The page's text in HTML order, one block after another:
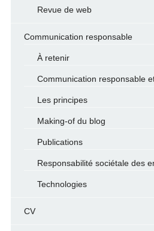
Revue de web
Communication responsable
À retenir
Communication responsable
Les principes
Making-of du blog
Publications
Responsabilité sociétale des
Technologies
CV